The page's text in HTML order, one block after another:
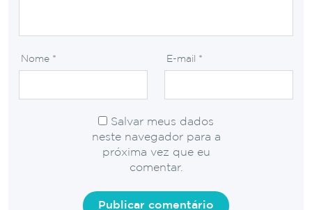
Nome * E-mail *
Salvar meus dados
neste navegador para a
próxima vez que eu
comentar.